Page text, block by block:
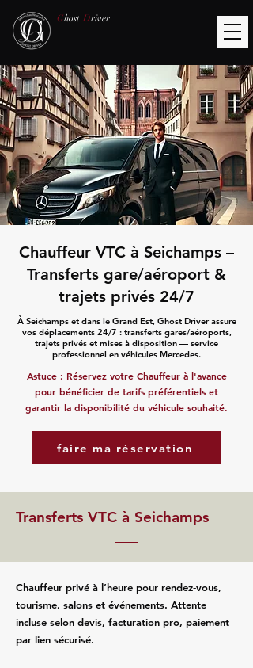
Ghost Driver
Chauffeur VTC à Seichamps –
Transferts gare/aéroport &
trajets privés 24/7
À Seichamps et dans le Grand Est, Ghost Driver assure
vos déplacements 24/7 : transferts gares/aéroports,
trajets privés et mises à disposition — service
professionnel en véhicules Mercedes.
Astuce : Réservez votre Chauffeur à l'avance
pour bénéficier de tarifs préférentiels et
garantir la disponibilité du véhicule souhaité.
faire ma réservation
Transferts VTC à Seichamps
Chauffeur privé à l’heure pour rendez‑vous,
tourisme, salons et événements. Attente
incluse selon devis, facturation pro, paiement
par lien sécurisé.